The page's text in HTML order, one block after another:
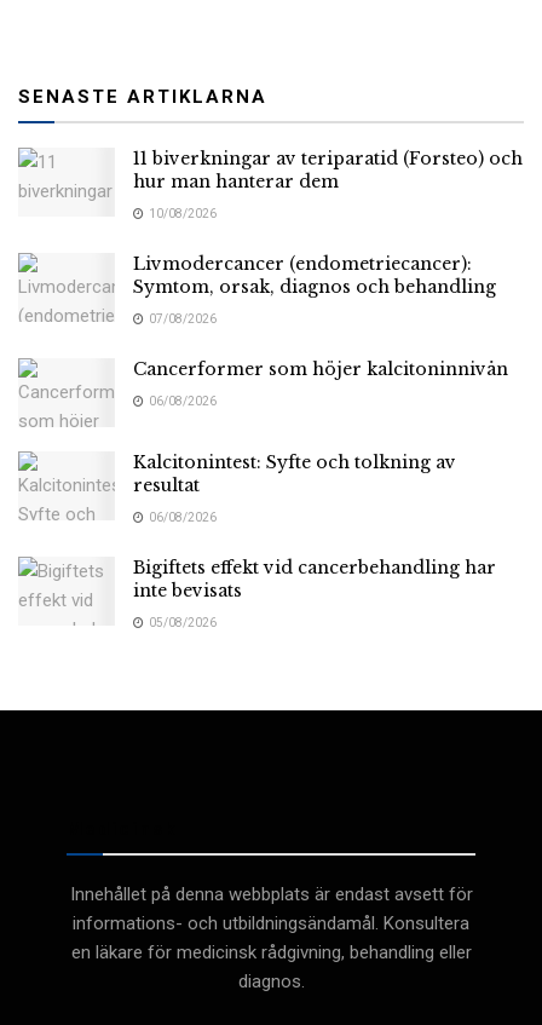
SENASTE ARTIKLARNA
11 biverkningar av teriparatid (Forsteo) och
hur man hanterar dem
10/08/2026
Livmodercancer (endometriecancer):
Symtom, orsak, diagnos och behandling
07/08/2026
Cancerformer som höjer kalcitoninnivån
06/08/2026
Kalcitonintest: Syfte och tolkning av
resultat
06/08/2026
Bigiftets effekt vid cancerbehandling har
inte bevisats
05/08/2026
Innehållet på denna webbplats är endast avsett för
informations- och utbildningsändamål. Konsultera
en läkare för medicinsk rådgivning, behandling eller
diagnos.